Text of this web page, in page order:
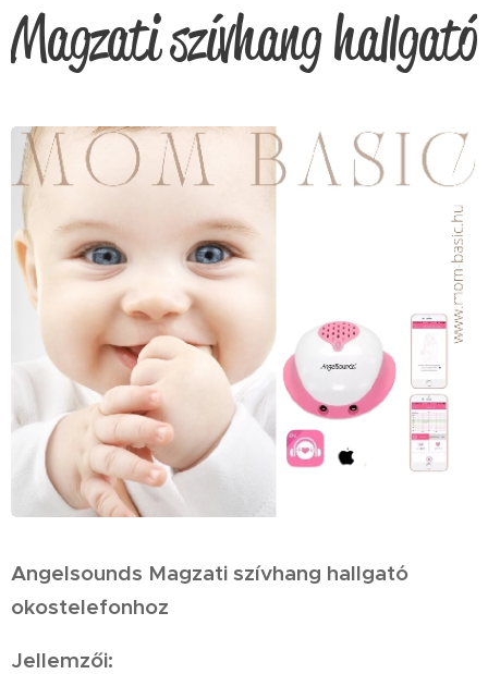
Magzati szívhang hallgató
Angelsounds Magzati szívhang hallgató
okostelefonhoz
Jellemzői: